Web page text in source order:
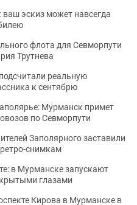
эскиз может навсегда
флота для Севморпути
Трутнева
реальную
к сентябрю
Мурманск примет
по Севморпути
Заполярного заставили
снимкам
в Мурманске запускают
глазами
Кирова в Мурманске в